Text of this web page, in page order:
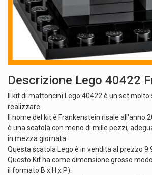
Descrizione Lego 40422
Il kit di mattoncini Lego 40422 è un set
realizzare.
Il nome del kit è Frankenstein risale all'anno
è una scatola con meno di mille pezzi,
in mezza giornata.
Questa scatola Lego è in vendita al prezzo
Questo Kit ha come dimensione grosso
il formato B x H x P).